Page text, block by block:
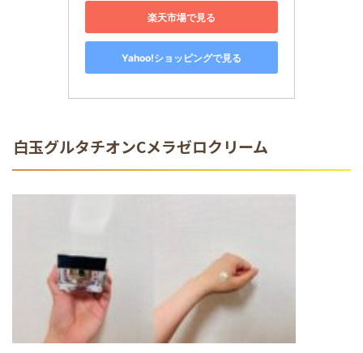
楽天市場で見る
Yahoo!ショッピングで見る
白玉グルタチオンCメラゼロクリーム